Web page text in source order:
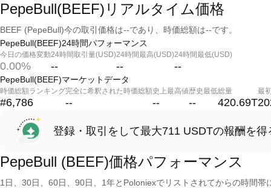
PepeBull(BEEF)リアルタイム価格
BEEF (PepeBull)今の取引価格は--であり、時価総額は--です。
PepeBull(BEEF)24時間パフォーマンス
今日の価格変動
0.00%
24時間取引量(USD)
--
24時間最高(USD)
--
24時間最低(USD)
--
PepeBull(BEEF)マーケットデータ
時価総額ランキング
#6,786
完全に希釈された時価総額
--
史上最高値
--
歴史最低
--
総量
420.69T
最
登録・取引をして最大711 USDTの報酬を得
PepeBull (BEEF)価格パフォーマンス
1日、30日、60日、90日、1年とPoloniexでリストされてからの時間